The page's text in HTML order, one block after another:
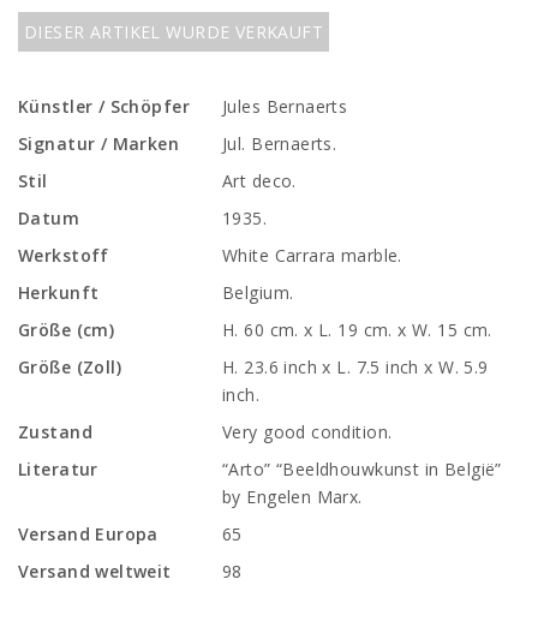
DIESER ARTIKEL WURDE VERKAUFT
Künstler / Schöpfer
Jules Bernaerts
Signatur / Marken
Jul. Bernaerts.
Stil
Art deco.
Datum
1935.
Werkstoff
White Carrara marble.
Herkunft
Belgium.
Größe (cm)
H. 60 cm. x L. 19 cm. x W. 15 cm.
Größe (Zoll)
H. 23.6 inch x L. 7.5 inch x W. 5.9
inch.
Zustand
Very good condition.
Literatur
“Arto” “Beeldhouwkunst in België”
by Engelen Marx.
Versand Europa
65
Versand weltweit
98